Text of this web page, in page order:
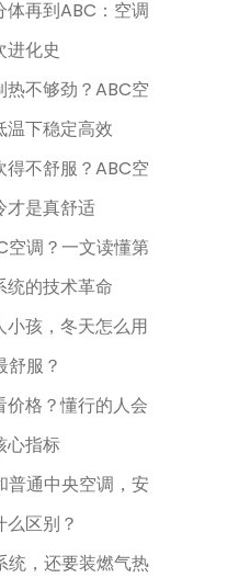
体再到ABC：空调
进化史
热不够劲？ABC空
温下稳定高效
得不舒服？ABC空
才是真舒适
空调？一文读懂第
统的技术革命
小孩，冬天怎么用
舒服？
价格？懂行的人会
心指标
普通中央空调，安
区别？
统，还要装燃气热